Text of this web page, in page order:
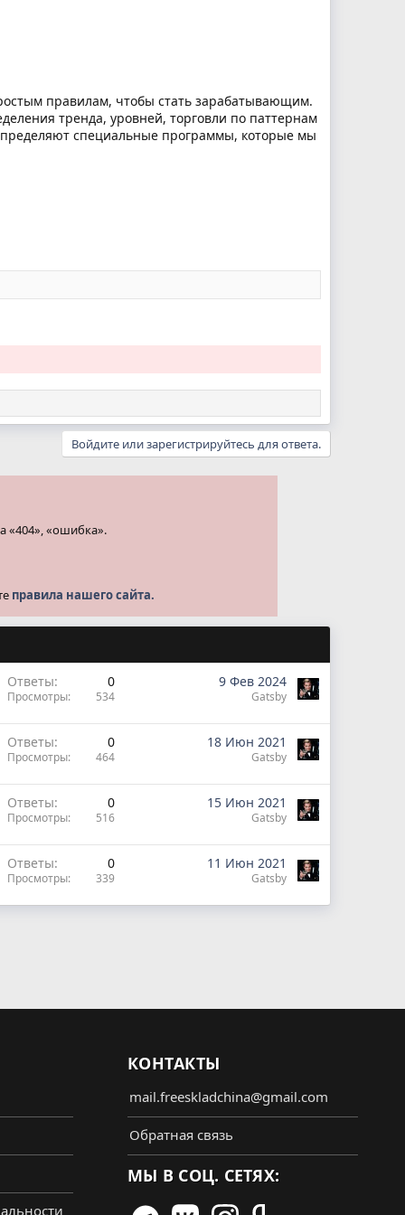
правилам, чтобы стать зарабатывающим.
тренда, уровней, торговли по паттернам
специальные программы, которые мы
Войдите или зарегистрируйтесь для ответа.
«404», «ошибка».
правила нашего сайта.
Ответы 0
Просмотры 534
9 Фев 2024
Gatsby
Ответы 0
Просмотры 464
18 Июн 2021
Gatsby
Ответы 0
Просмотры 516
15 Июн 2021
Gatsby
Ответы 0
Просмотры 339
11 Июн 2021
Gatsby
КОНТАКТЫ
mail.freeskladchina@gmail.com
Обратная связь
МЫ В СОЦ. СЕТЯХ: